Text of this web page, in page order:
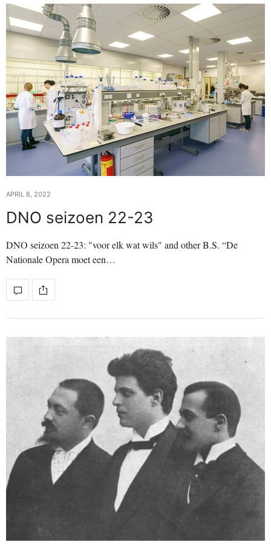
APRIL 8, 2022
DNO seizoen 22-23
DNO seizoen 22-23: "voor elk wat wils" and other B.S. “De
Nationale Opera moet een…